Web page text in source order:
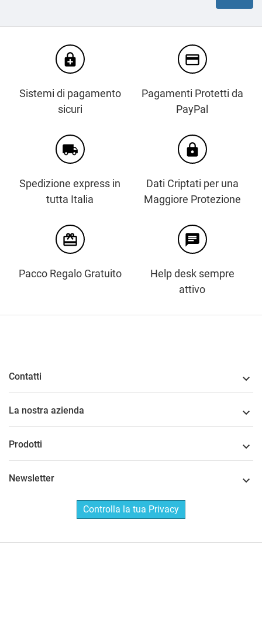
enhanced_encryption
Sistemi di pagamento
sicuri
credit_card
Pagamenti Protetti da
PayPal
local_shipping
Spedizione express in
tutta Italia
https
Dati Criptati per una
Maggiore Protezione
card_giftcard
Pacco Regalo Gratuito
chat
Help desk sempre
attivo
Contatti 
La nostra azienda 
Prodotti 
Newsletter 
Controlla la tua Privacy